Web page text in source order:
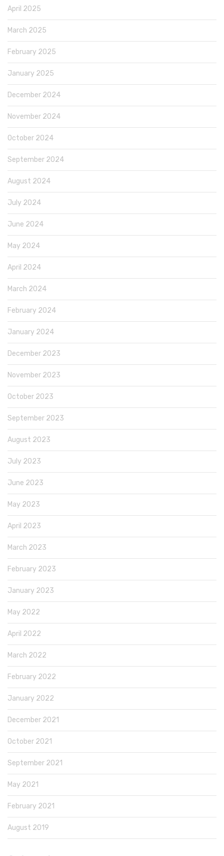
April 2025
March 2025
February 2025
January 2025
December 2024
November 2024
October 2024
September 2024
August 2024
July 2024
June 2024
May 2024
April 2024
March 2024
February 2024
January 2024
December 2023
November 2023
October 2023
September 2023
August 2023
July 2023
June 2023
May 2023
April 2023
March 2023
February 2023
January 2023
May 2022
April 2022
March 2022
February 2022
January 2022
December 2021
October 2021
September 2021
May 2021
February 2021
August 2019